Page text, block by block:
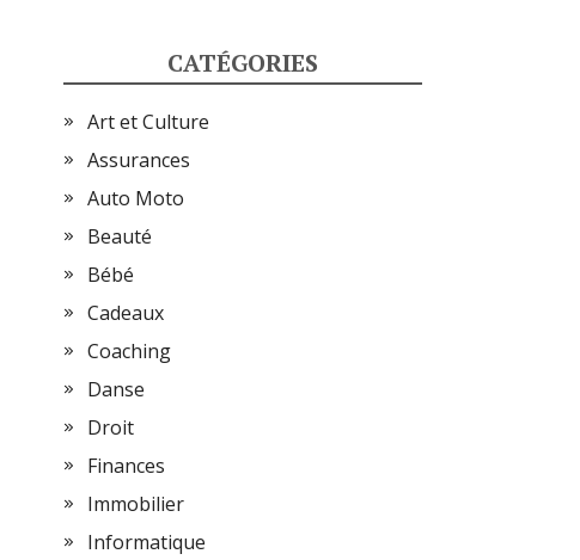
CATÉGORIES
Art et Culture
Assurances
Auto Moto
Beauté
Bébé
Cadeaux
Coaching
Danse
Droit
Finances
Immobilier
Informatique